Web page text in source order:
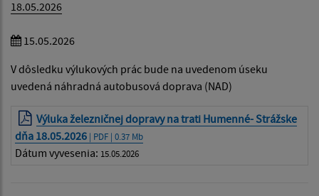
18.05.2026
15.05.2026
V dôsledku výlukových prác bude na uvedenom úseku
uvedená náhradná autobusová doprava (NAD)
Výluka železničnej dopravy na trati Humenné- Strážske
dňa 18.05.2026 | PDF | 0.37 Mb
Dátum vyvesenia: 15.05.2026